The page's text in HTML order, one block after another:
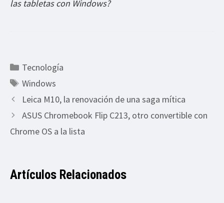
las tabletas con Windows?
Categorías
Tecnología
Etiquetas
Windows
Leica M10, la renovación de una saga mítica
ASUS Chromebook Flip C213, otro convertible con
Chrome OS a la lista
Artículos Relacionados